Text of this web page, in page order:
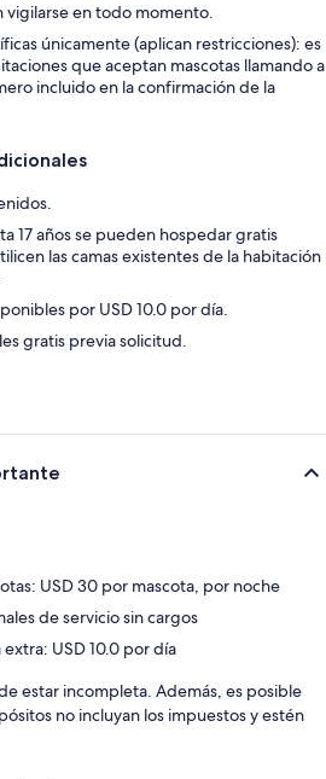
vigilarse en todo momento.
únicamente (aplican restricciones): es
que aceptan mascotas llamando a
incluido en la confirmación de la
17 años se pueden hospedar gratis
las camas existentes de la habitación
por USD 10.0 por día.
gratis previa solicitud.
USD 30 por mascota, por noche
de servicio sin cargos
USD 10.0 por día
estar incompleta. Además, es posible
no incluyan los impuestos y estén